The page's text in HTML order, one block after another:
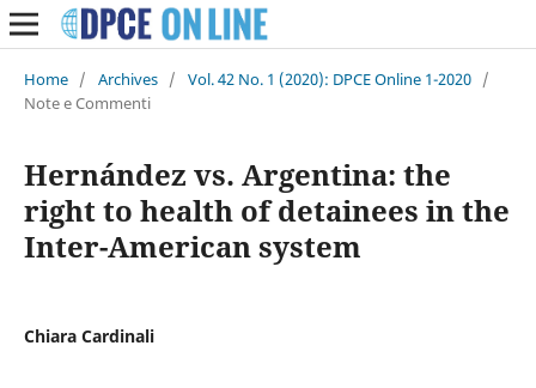
Home / Archives / Vol. 42 No. 1 (2020): DPCE Online 1-2020 /
Note e Commenti
Hernández vs. Argentina: the
right to health of detainees in the
Inter-American system
Chiara Cardinali